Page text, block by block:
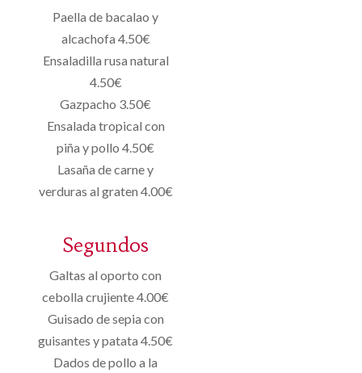
Paella de bacalao y
alcachofa 4.50€
Ensaladilla rusa natural
4.50€
Gazpacho 3.50€
Ensalada tropical con
piña y pollo 4.50€
Lasaña de carne y
verduras al graten 4.00€
Segundos
Galtas al oporto con
cebolla crujiente 4.00€
Guisado de sepia con
guisantes y patata 4.50€
Dados de pollo a la